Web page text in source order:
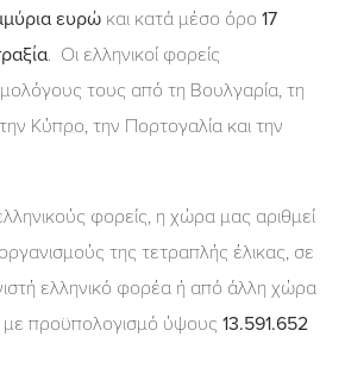
ευρώ και κατά μέσο όρο 17
. Οι ελληνικοί φορείς
τους από τη Βουλγαρία, τη
Κύπρο, την Πορτογαλία και την
φορείς, η χώρα μας αριθμεί
της τετραπλής έλικας, σε
ελληνικό φορέα ή από άλλη χώρα
με προϋπολογισμό ύψους 13.591.652